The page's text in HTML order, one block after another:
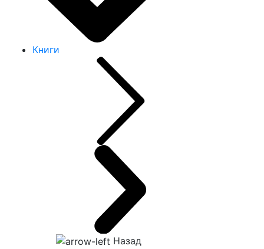
Книги
Назад